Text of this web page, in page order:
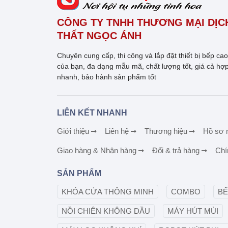
CÔNG TY TNHH THƯƠNG MẠI
THẤT NGỌC ÁNH
Chuyên cung cấp, thi công và lắp đặt thiết bị bếp
của bạn, đa dạng mẫu mã, chất lượng tốt, giá cả
nhanh, bảo hành sản phẩm tốt
LIÊN KẾT NHANH
Giới thiệu Liên hệ Thương hiệu Hồ sơ
Giao hàng & Nhận hàng Đổi & trả hàng
SẢN PHẨM
KHÓA CỬA THÔNG MINH COMBO
NỒI CHIÊN KHÔNG DẦU MÁY HÚT MÙI